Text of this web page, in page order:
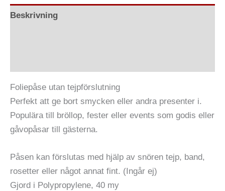
Beskrivning
Foliepåse utan tejpförslutning
Perfekt att ge bort smycken eller andra presenter i.
Populära till bröllop, fester eller events som godis eller
gåvopåsar till gästerna.
Påsen kan förslutas med hjälp av snören tejp, band,
rosetter eller något annat fint. (Ingår ej)
Gjord i Polypropylene, 40 my